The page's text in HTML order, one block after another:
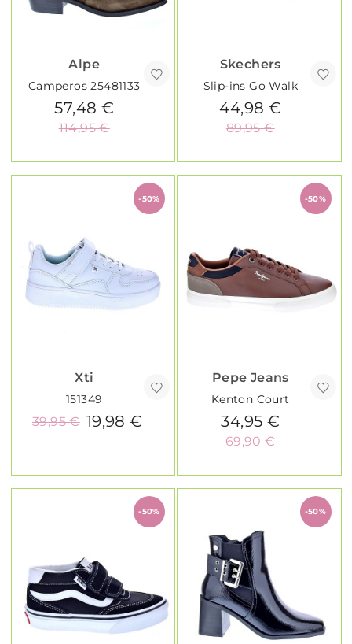
Alpe
Camperos 25481133
57,48 €
114,95 €
Skechers
Slip-ins Go Walk
44,98 €
89,95 €
-50%
Xti
151349
19,98 €
39,95 €
-50%
Pepe Jeans
Kenton Court
34,95 €
69,90 €
-50% -50%